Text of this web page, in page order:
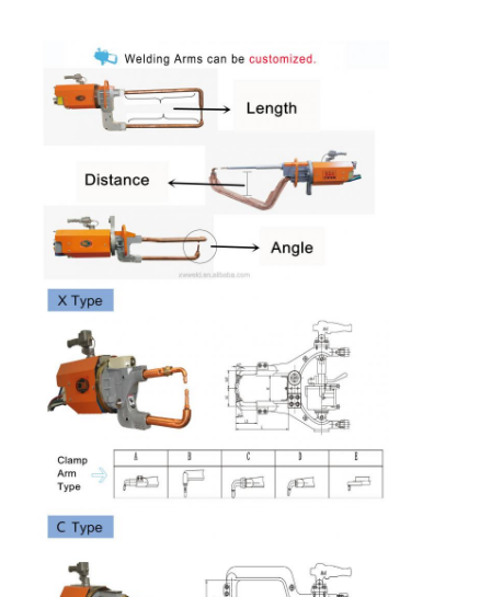
เกี่ยวกับเรา
ทัวร์โรงงาน
ควบคุมคุณภาพ
ติดต่อเรา
พูดคุยกันตอนนี้
baidu
เครื่องเชื่อมสปอตพกพา
เครื่องเชื่อมจุดที่ตั้ง
ขนาด 500
มม.
MM 2+2 2+2 3+3
มีแขนยาว MM 1.2+12
ขนาด
สายข้าม
MM 14+14 14+14 16+1616+16
การลด
น้ําเย็น
MPa 0.05 0.05 0.05
การไหล
ของน้ําเย็น